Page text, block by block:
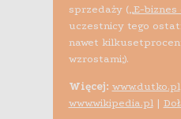
sprzedaży („E-
uczestnicy tego
nawet
wzrostami;).
Więcej: www.dutko.pl
www.wikipedia.pl|